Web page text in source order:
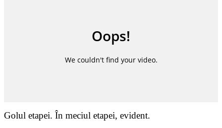
Golul etapei. În meciul etapei, evident.